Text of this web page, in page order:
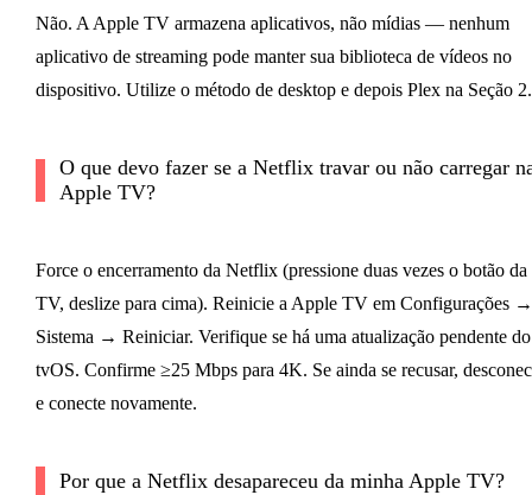
Não. A Apple TV armazena aplicativos, não mídias — nenhum
aplicativo de streaming pode manter sua biblioteca de vídeos no
dispositivo. Utilize o método de desktop e depois Plex na Seção 2.
O que devo fazer se a Netflix travar ou não carregar
Apple TV?
Force o encerramento da Netflix (pressione duas vezes o botão da
TV, deslize para cima). Reinicie a Apple TV em Configurações →
Sistema → Reiniciar. Verifique se há uma atualização pendente do
tvOS. Confirme ≥25 Mbps para 4K. Se ainda se recusar,
e conecte novamente.
Por que a Netflix desapareceu da minha Apple TV?